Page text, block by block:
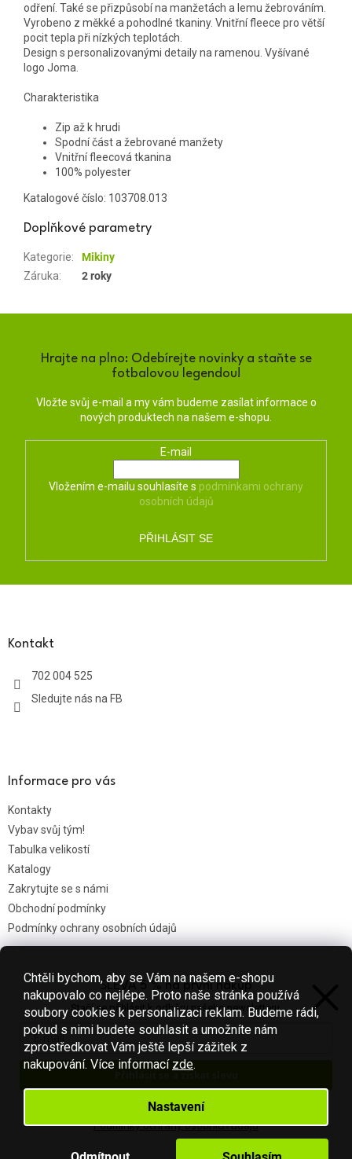
Chtěli bychom, aby se Vám na našem e-shopu
nakupovalo co nejlépe. Proto naše stránka používá
soubory cookies k personalizaci reklam. Budeme rádi,
pokud s nimi budete souhlasit a umožníte nám
zprostředkovat Vám ještě lepší zážitek z
nakupování. Více informací zde.
Nastavení
odření. Také se přizpůsobí na manžetách a lemu žebrováním.
Vyrobeno z měkké a pohodlné tkaniny. Vnitřní fleece pro větší
pocit tepla při nízkých teplotách.
Design s personalizovanými detaily na ramenou. Vyšívané
logo Joma.
Charakteristika
Zip až k hrudi
Spodní část a žebrované manžety
Vnitřní fleecová tkanina
100% polyester
Katalogové číslo: 103708.013
Doplňkové parametry
Kategorie:
Mikiny
Záruka: 2 roky
Hrajte na plno: Odebírejte novinky a staňte se
fotbalovou legendou!
Vložte svůj e-mail a my vám budeme zasílat informace o
nových produktech na našem e-shopu.
E-mail
Vložením e-mailu souhlasíte s podmínkami ochrany
osobních údajů
PŘIHLÁSIT SE
Kontakt
702 004 525
Sledujte nás na FB
Informace pro vás
Kontakty
Vybav svůj tým!
Tabulka velikostí
Katalogy
Zakrytujte se s námi
Obchodní podmínky
Podmínky ochrany osobních údajů
Nákupní košík
0KS /0 KČ
SLEVA 5 % na první nákup
Stačí se přihlásit k odběru našeho newsletteru.
Přihlásit se a získat slevu
Váš e-mail je u nás v bezpečí.
Podmínky ochrany osobních údajů